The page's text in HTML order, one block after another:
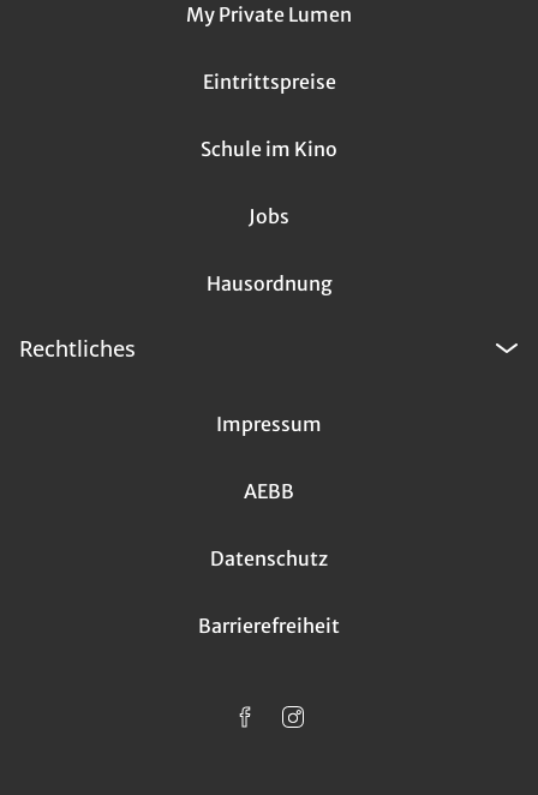
My Private Lumen
Eintrittspreise
Schule im Kino
Jobs
Hausordnung
Rechtliches
Impressum
AEBB
Datenschutz
Barrierefreiheit